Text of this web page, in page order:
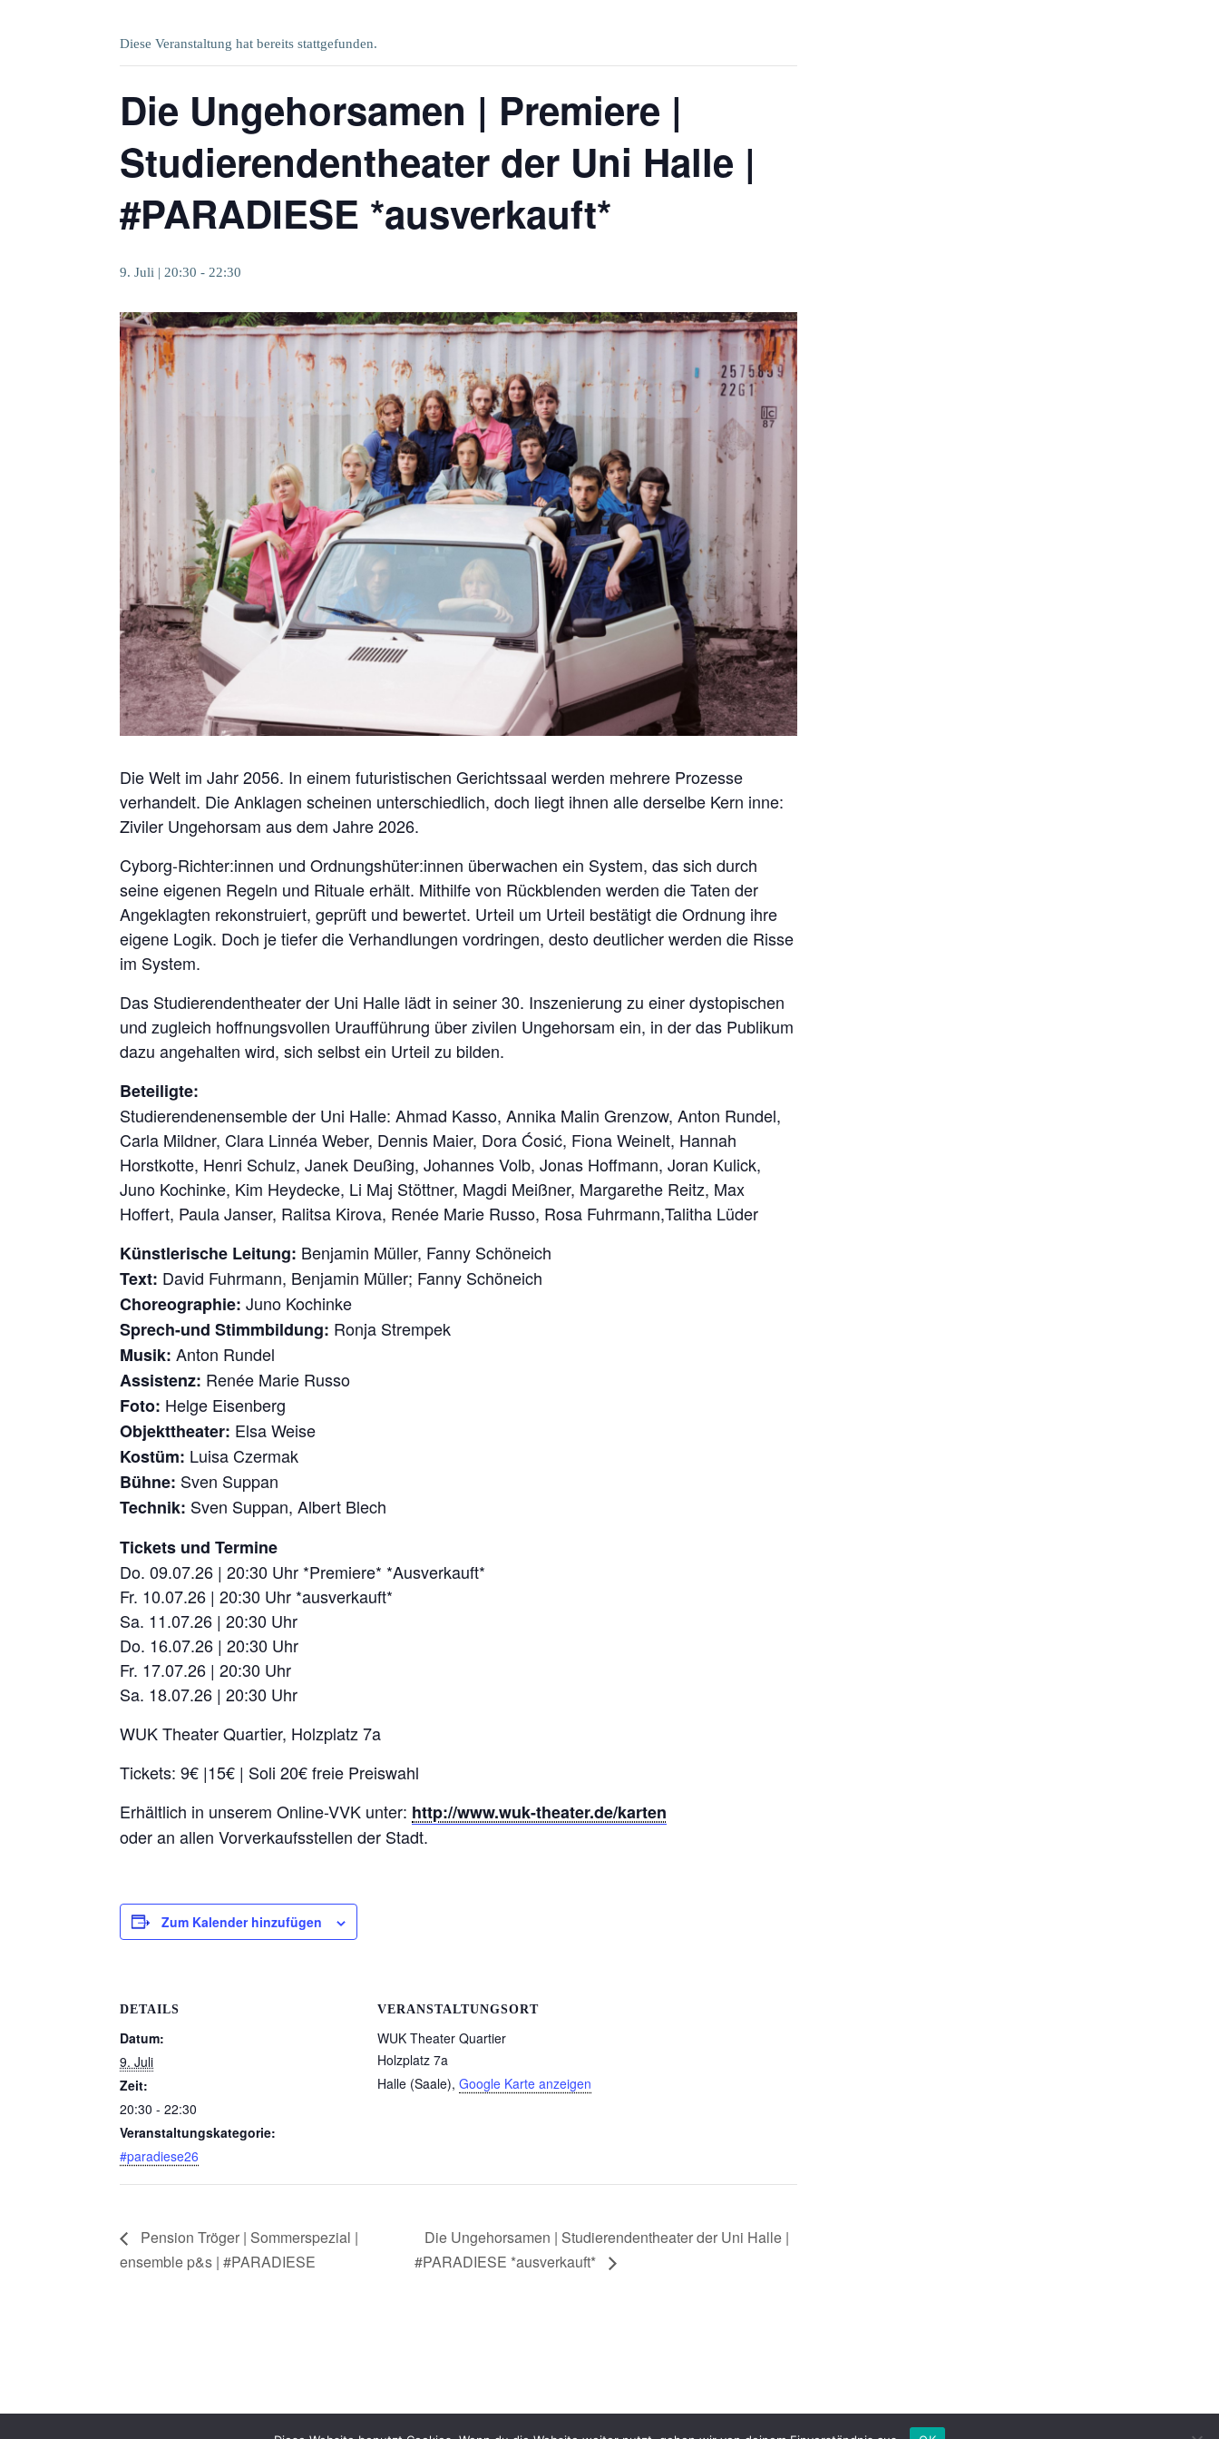
Diese Veranstaltung hat bereits stattgefunden.
Die Ungehorsamen | Premiere |
Studierendentheater der Uni Halle |
#PARADIESE *ausverkauft*
9. Juli | 20:30 - 22:30
Die Welt im Jahr 2056. In einem futuristischen Gerichtssaal werden mehrere Prozesse
verhandelt. Die Anklagen scheinen unterschiedlich, doch liegt ihnen alle derselbe Kern inne:
Ziviler Ungehorsam aus dem Jahre 2026.
Cyborg-Richter:innen und Ordnungshüter:innen überwachen ein System, das sich durch
seine eigenen Regeln und Rituale erhält. Mithilfe von Rückblenden werden die Taten der
Angeklagten rekonstruiert, geprüft und bewertet. Urteil um Urteil bestätigt die Ordnung ihre
eigene Logik. Doch je tiefer die Verhandlungen vordringen, desto deutlicher werden die Risse
im System.
Das Studierendentheater der Uni Halle lädt in seiner 30. Inszenierung zu einer dystopischen
und zugleich hoffnungsvollen Uraufführung über zivilen Ungehorsam ein, in der das Publikum
dazu angehalten wird, sich selbst ein Urteil zu bilden.
Beteiligte:
Studierendenensemble der Uni Halle: Ahmad Kasso, Annika Malin Grenzow, Anton Rundel,
Carla Mildner, Clara Linnéa Weber, Dennis Maier, Dora Ćosić, Fiona Weinelt, Hannah
Horstkotte, Henri Schulz, Janek Deußing, Johannes Volb, Jonas Hoffmann, Joran Kulick,
Juno Kochinke, Kim Heydecke, Li Maj Stöttner, Magdi Meißner, Margarethe Reitz, Max
Hoffert, Paula Janser, Ralitsa Kirova, Renée Marie Russo, Rosa Fuhrmann,Talitha Lüder
Künstlerische Leitung: Benjamin Müller, Fanny Schöneich
Text: David Fuhrmann, Benjamin Müller; Fanny Schöneich
Choreographie: Juno Kochinke
Sprech-und Stimmbildung: Ronja Strempek
Musik: Anton Rundel
Assistenz: Renée Marie Russo
Foto: Helge Eisenberg
Objekttheater: Elsa Weise
Kostüm: Luisa Czermak
Bühne: Sven Suppan
Technik: Sven Suppan, Albert Blech
Tickets und Termine
Do. 09.07.26 | 20:30 Uhr *Premiere* *Ausverkauft*
Fr. 10.07.26 | 20:30 Uhr *ausverkauft*
Sa. 11.07.26 | 20:30 Uhr
Do. 16.07.26 | 20:30 Uhr
Fr. 17.07.26 | 20:30 Uhr
Sa. 18.07.26 | 20:30 Uhr
WUK Theater Quartier, Holzplatz 7a
Tickets: 9€ |15€ | Soli 20€ freie Preiswahl
Erhältlich in unserem Online-VVK unter: http://www.wuk-theater.de/karten
oder an allen Vorverkaufsstellen der Stadt.
Zum Kalender hinzufügen
DETAILS
Datum:
9. Juli
Zeit:
20:30 - 22:30
Veranstaltungskategorie:
#paradiese26
VERANSTALTUNGSORT
WUK Theater Quartier
Holzplatz 7a
Halle (Saale), Google Karte anzeigen
Pension Tröger | Sommerspezial |
ensemble p&s | #PARADIESE
Die Ungehorsamen | Studierendentheater der Uni Halle |
#PARADIESE *ausverkauft*